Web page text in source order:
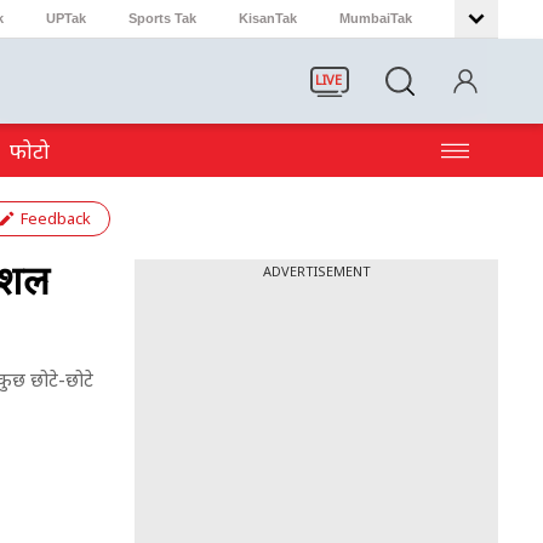
UPTak Sports Tak KisanTak MumbaiTak
LIVE
फोटो
Feedback
छोटे-छोटे
ADVERTISEMENT